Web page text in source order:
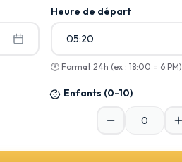
Heure de départ
05:20
🕐 Format 24h (ex : 18:00 = 6 PM)
Enfants (0-10)